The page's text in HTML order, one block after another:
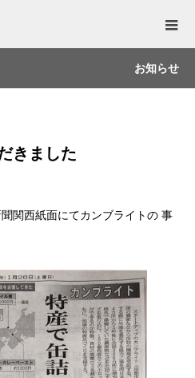
お知らせ
きました
関西紙面にてカンブライトの 事